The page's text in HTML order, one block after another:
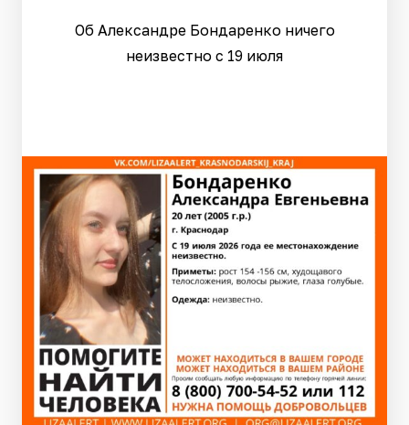
Об Александре Бондаренко ничего
неизвестно с 19 июля